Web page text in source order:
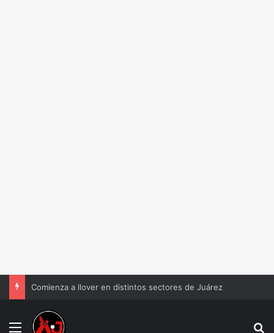
Comienza a llover en distintos sectores de Juárez
Menu